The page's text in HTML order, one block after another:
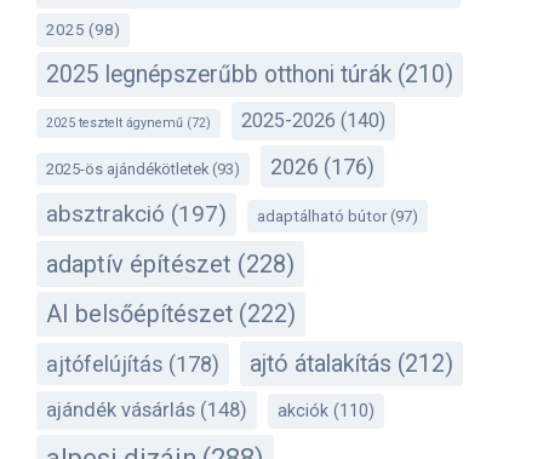
2025 (98)
2025 legnépszerűbb otthoni túrák (210)
2025 tesztelt ágynemű (72) 2025-2026 (140)
2025-ös ajándékötletek (93) 2026 (176)
absztrakció (197) adaptálható bútor(97)
adaptív építészet (228)
AI belsőépítészet (222)
ajtófelújítás (178) ajtó átalakítás (212)
ajándék vásárlás (148) akciók (110)